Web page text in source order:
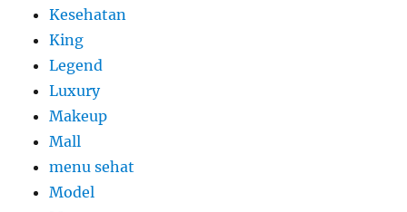
Kesehatan
King
Legend
Luxury
Makeup
Mall
menu sehat
Model